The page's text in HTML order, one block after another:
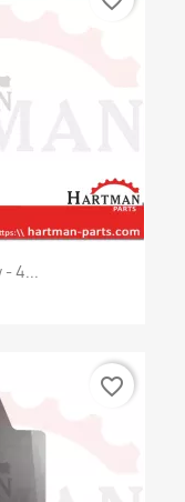
- 4...
favorite_border